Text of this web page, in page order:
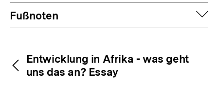
Fussnoten
Fußnoten
Inhaltsnavigation
Inhaltsnavigation
Entwicklung in Afrika - was geht
uns das an? Essay